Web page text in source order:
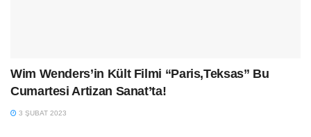
Wim Wenders’in Kült Filmi “Paris,Teksas” Bu
Cumartesi Artizan Sanat’ta!
3 ŞUBAT 2023